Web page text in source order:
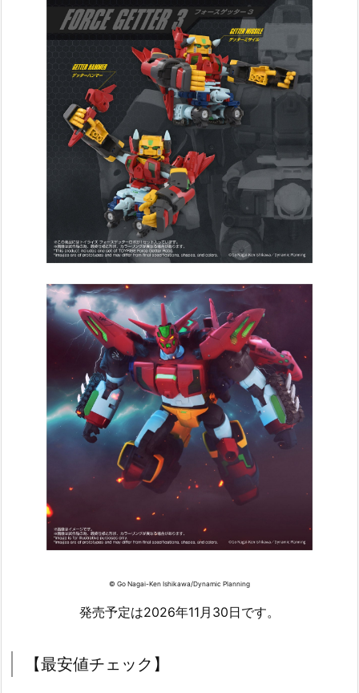
© Go Nagai-Ken Ishikawa/Dynamic Planning
発売予定は2026年11月30日です。
【最安値チェック】